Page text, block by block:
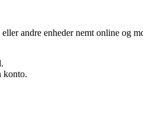
andre enheder nemt online og
konto.